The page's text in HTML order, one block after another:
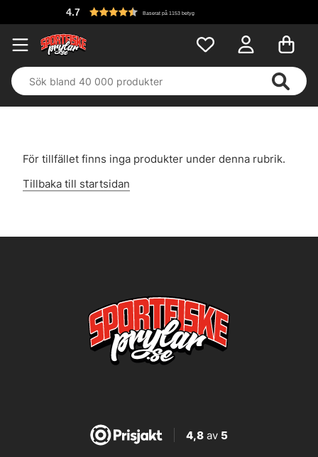
4.7 Baserat på 1153 betyg
För tillfället finns inga produkter under denna rubrik.
Tillbaka till startsidan
4,8av 5